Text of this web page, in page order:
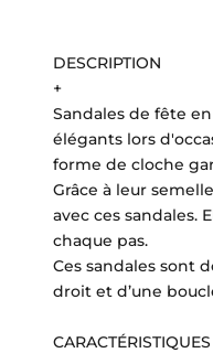
DESCRIPTION
+
Sandales de fête
élégants lors
forme de cloche
Grâce à leur
avec ces sandales.
chaque pas.
Ces sandales sont
droit et d’une
CARACTÉRISTIQUES